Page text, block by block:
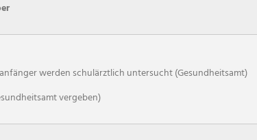
Schulleitung
Sekretariat
Hausmeister Schulprojekte
werden schulärztlich untersucht (Gesundheitsamt)
vergeben)